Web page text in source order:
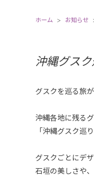
ホーム お知らせ
沖縄グス
グスクを巡る旅
沖縄各地に残る
「沖縄グスク巡
グスクごとにデ
石垣の美しさや